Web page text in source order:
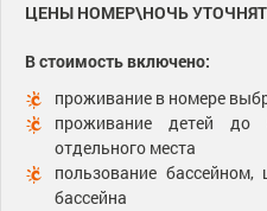
ЦЕНЫ НОМЕР\НОЧЬ
В стоимость включено:
проживание в номере
проживание детей до
отдельного места
пользование
бассейна